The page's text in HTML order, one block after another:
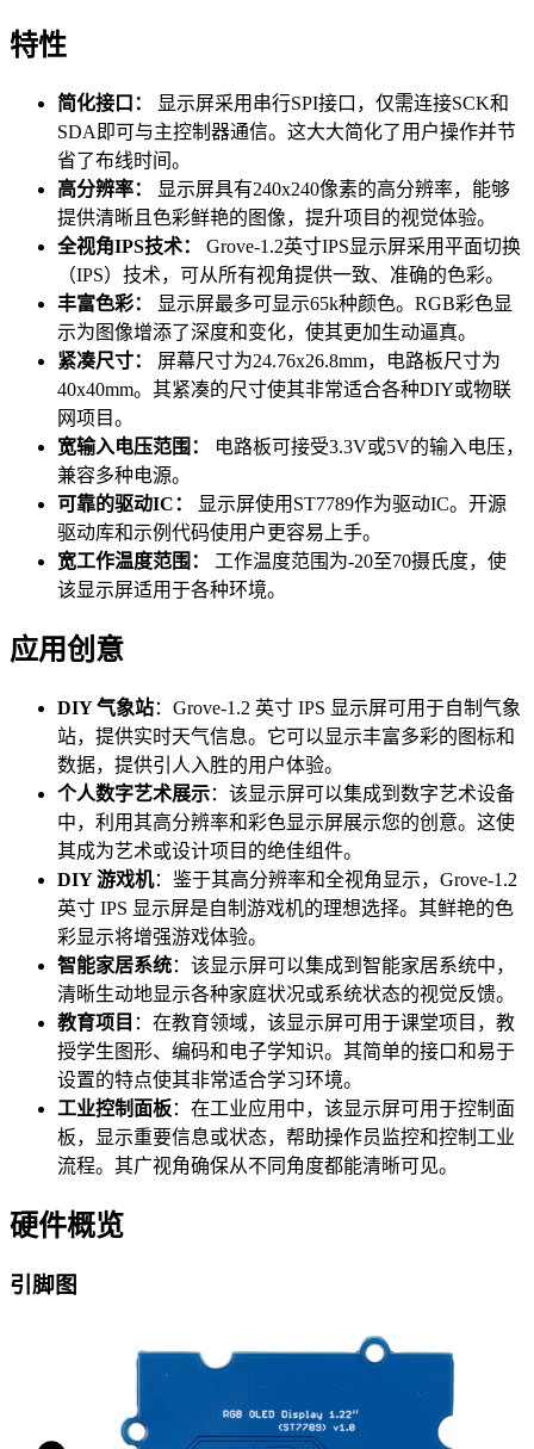
特性
简化接口：
显示屏采用串行SPI接口，仅需连接SCK和
SDA即可与主控制器通信。这大大简化了用户操作并节
省了布线时间。
高分辨率：
显示屏具有240x240像素的高分辨率，能够
提供清晰且色彩鲜艳的图像，提升项目的视觉体验。
全视角IPS技术：
Grove-1.2英寸IPS显示屏采用平面切换
（IPS）技术，可从所有视角提供一致、准确的色彩。
丰富色彩：
显示屏最多可显示65k种颜色。RGB彩色显
示为图像增添了深度和变化，使其更加生动逼真。
紧凑尺寸：
屏幕尺寸为24.76x26.8mm，电路板尺寸为
40x40mm。其紧凑的尺寸使其非常适合各种DIY或物联
网项目。
宽输入电压范围：
电路板可接受3.3V或5V的输入电压，
兼容多种电源。
可靠的驱动IC：
显示屏使用ST7789作为驱动IC。开源
驱动库和示例代码使用户更容易上手。
宽工作温度范围：
工作温度范围为-20至70摄氏度，使
该显示屏适用于各种环境。
应用创意
DIY 气象站：Grove-1.2 英寸 IPS 显示屏可用于自制气象
站，提供实时天气信息。它可以显示丰富多彩的图标和
数据，提供引人入胜的用户体验。
个人数字艺术展示：该显示屏可以集成到数字艺术设备
中，利用其高分辨率和彩色显示屏展示您的创意。这使
其成为艺术或设计项目的绝佳组件。
DIY 游戏机：鉴于其高分辨率和全视角显示，Grove-1.2
英寸 IPS 显示屏是自制游戏机的理想选择。其鲜艳的色
彩显示将增强游戏体验。
智能家居系统：该显示屏可以集成到智能家居系统中，
清晰生动地显示各种家庭状况或系统状态的视觉反馈。
教育项目 ：在教育领域，该显示屏可用于课堂项目，教
授学生图形、编码和电子学知识。其简单的接口和易于
设置的特点使其非常适合学习环境。
工业控制面板：在工业应用中，该显示屏可用于控制面
板，显示重要信息或状态，帮助操作员监控和控制工业
流程。其广视角确保从不同角度都能清晰可见。
硬件概览
引脚图